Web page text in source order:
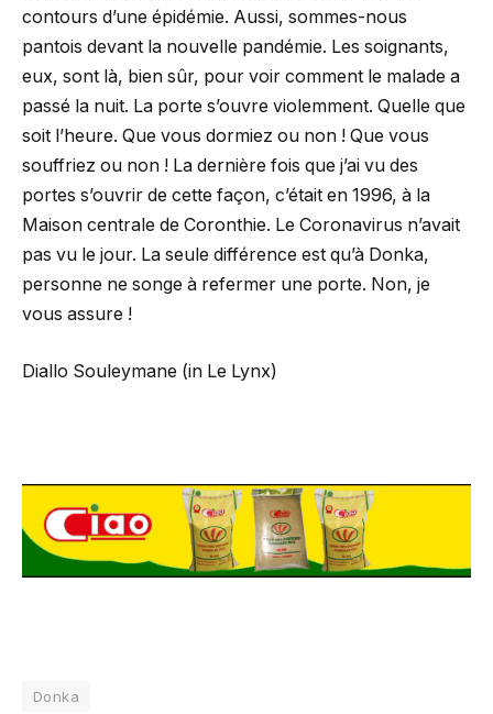
contours d’une épidémie. Aussi, sommes-nous
pantois devant la nouvelle pandémie. Les soignants,
eux, sont là, bien sûr, pour voir comment le malade a
passé la nuit. La porte s’ouvre violemment. Quelle que
soit l’heure. Que vous dormiez ou non ! Que vous
souffriez ou non ! La dernière fois que j’ai vu des
portes s’ouvrir de cette façon, c’était en 1996, à la
Maison centrale de Coronthie. Le Coronavirus n’avait
pas vu le jour. La seule différence est qu’à Donka,
personne ne songe à refermer une porte. Non, je
vous assure !
Diallo Souleymane (in Le Lynx)
Donka